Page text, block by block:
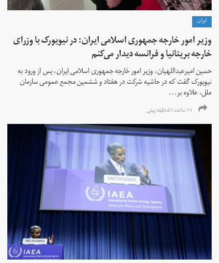
ايران
وزیر امور خارجه جمهوری اسلامی ایران: در نیویورک با وزرای
خارجه بریتانیا و فرانسه دیدار می‌کنم
حسین امیرعبداللهیان، وزیر امور خارجه جمهوری اسلامی ایران، پس از ورود به
نیویورک گفت که در حاشیه شرکت در هفتاد و ششمین مجمع عمومی سازمان
ملل، علاوه بر...
۱۱ ساعت ۵۱ دقیقه پیش